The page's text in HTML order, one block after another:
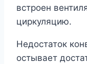
встроен
циркуляцию.
Недостаток
остывает